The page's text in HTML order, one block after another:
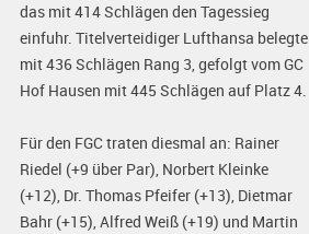
das mit 414 Schlägen den Tagessieg
einfuhr. Titelverteidiger Lufthansa belegte
mit 436 Schlägen Rang 3, gefolgt vom GC
Hof Hausen mit 445 Schlägen auf Platz 4.
Für den FGC traten diesmal an: Rainer
Riedel (+9 über Par), Norbert Kleinke
(+12), Dr. Thomas Pfeifer (+13), Dietmar
Bahr (+15), Alfred Weiß (+19) und Martin